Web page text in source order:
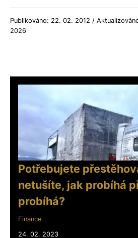
Publikováno: 22. 02. 2012 /
2026
Potřebujete
netušíte, jak probíhá
probíhá?
Finance
24. 02. 2023